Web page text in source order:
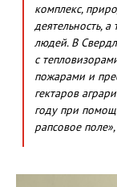
комплекс,
деятельность,
людей. В
с
пожарами и
гектаров
году при
рапсовое